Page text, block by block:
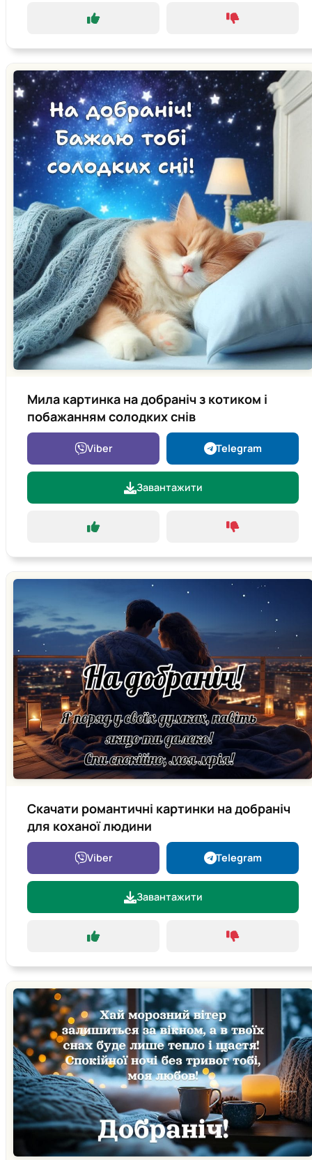
Мила картинка на добраніч з котиком і
побажанням солодких снів
Viber Telegram
Завантажити
Скачати романтичні картинки на добраніч
для коханої людини
Viber Telegram
Завантажити